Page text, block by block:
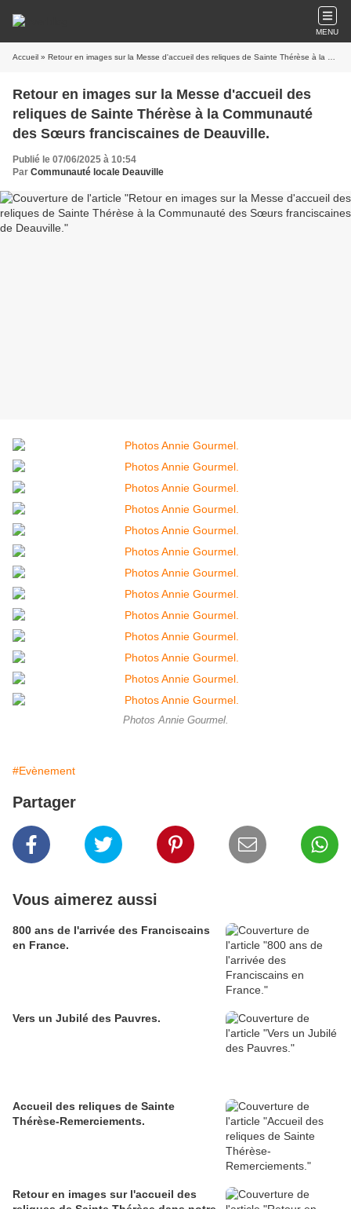
MENU
Accueil » Retour en images sur la Messe d'accueil des reliques de Sainte Thérèse à la Communauté des Sœurs franciscaines de Deauville.
Retour en images sur la Messe d'accueil des
reliques de Sainte Thérèse à la Communauté
des Sœurs franciscaines de Deauville.
Publié le 07/06/2025 à 10:54
Par Communauté locale Deauville
Photos Annie Gourmel.
#Evènement
Partager
Vous aimerez aussi
800 ans de l'arrivée des Franciscains
en France.
Vers un Jubilé des Pauvres.
Accueil des reliques de Sainte
Thérèse-Remerciements.
Retour en images sur l'accueil des